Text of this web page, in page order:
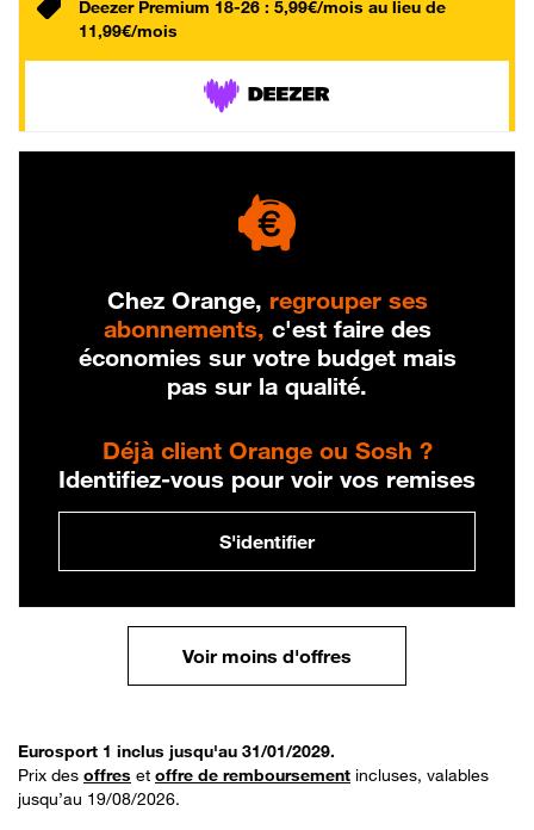
Deezer Premium 18-26 : 5,99€/mois au lieu de
11,99€/mois
Chez Orange, regrouper ses
abonnements, c'est faire des
économies sur votre budget mais
pas sur la qualité.
Déjà client Orange ou Sosh ?
Identifiez-vous pour voir vos remises
S'identifier
Voir moins d'offres
Eurosport 1 inclus jusqu'au 31/01/2029.
Prix des offres et offre de remboursement incluses, valables
jusqu’au 19/08/2026.